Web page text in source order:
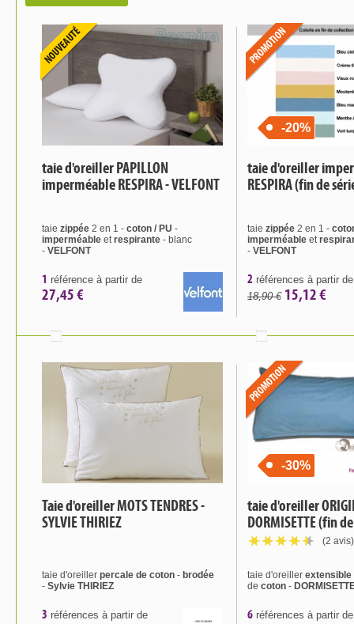
taie d'oreiller PAPILLON
imperméable RESPIRA - VELFONT
taie zippée 2 en 1 - coton / PU -
imperméable etrespirante - blanc
- VELFONT
1 référence à partir de
27,45 €
-20%
taie d'oreiller
RESPIRA (fin de
taie zippée 2 en 1 -
imperméable et
- VELFONT
2 références à partir de
18,90 € 15,12 €
Taie d'oreiller MOTS TENDRES -
SYLVIE THIRIEZ
taie d'oreiller percale de coton - brodée
- Sylvie THIRIEZ
3 références à partir de
-30%
taie d'oreiller
DORMISETTE (fin
(2 avis)
taie d'oreiller extensible
de coton -
6 références à partir de